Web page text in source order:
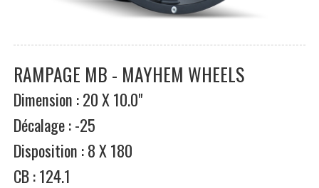
RAMPAGE MB - MAYHEM WHEELS
Dimension : 20 X 10.0"
Décalage : -25
Disposition : 8 X 180
CB : 124.1